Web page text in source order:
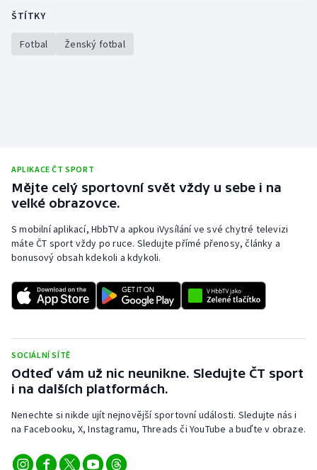
Moderní pětiboj
Motorsport
Plážový volejbal
Rychlobruslení
Rychlostní kanoistika
Sportovní střelba
Stolní tenis
Triatlon
Veslování
ŠTÍTKY
Fotbal Ženský fotbal
APLIKACE ČT SPORT
Mějte celý sportovní svět vždy u sebe i na
velké obrazovce.
S mobilní aplikací, HbbTV a apkou iVysílání ve své chytré televizi
máte ČT sport vždy po ruce. Sledujte přímé přenosy, články a
bonusový obsah kdekoli a kdykoli.
SOCIÁLNÍ SÍTĚ
Odteď vám už nic neunikne. Sledujte ČT sport
i na dalších platformách.
Nenechte si nikde ujít nejnovější sportovní události. Sledujte nás i
na Facebooku, X, Instagramu, Threads či YouTube a buďte v obraze.